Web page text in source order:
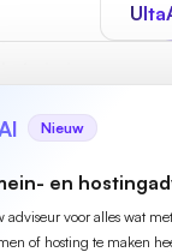
Nieuw
en
adviseur voor alles wat met
of hosting te maken